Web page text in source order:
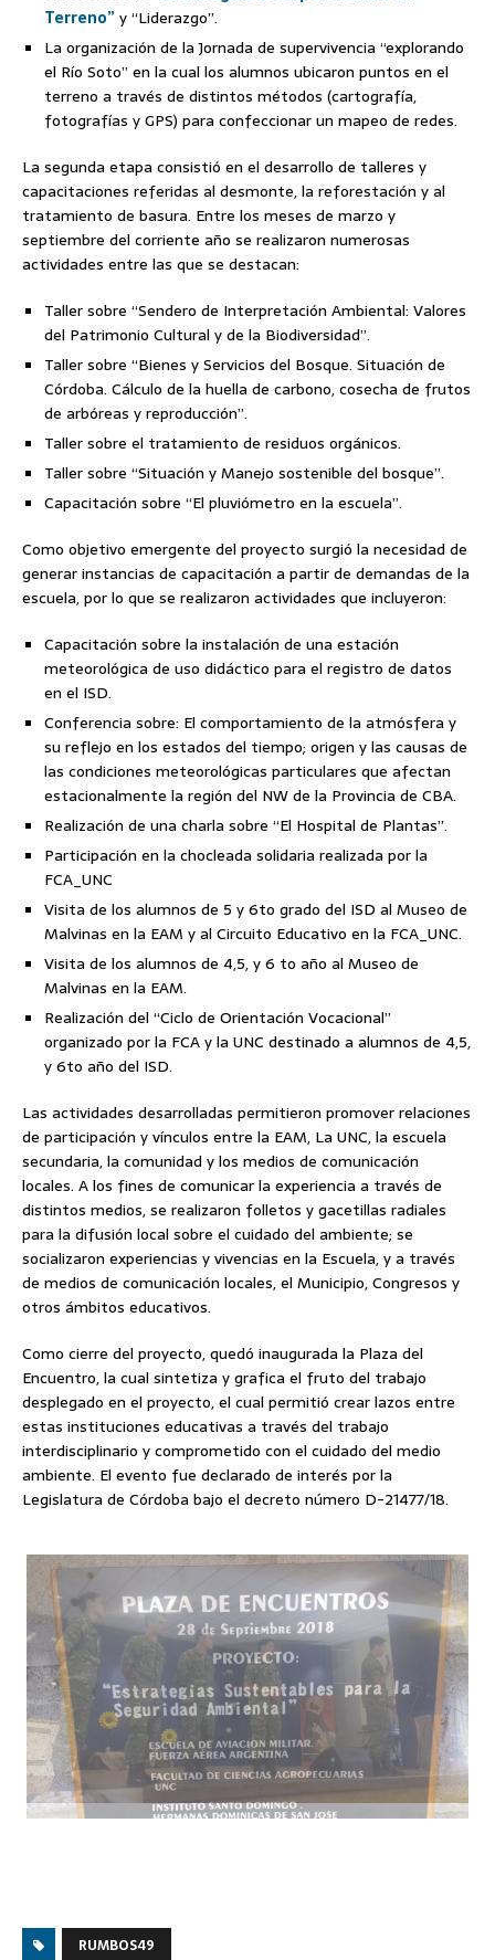
Terreno”y “Liderazgo”.
La organización de la Jornada de supervivencia “explorando
el Río Soto” en la cual los alumnos ubicaron puntos en el
terreno a través de distintos métodos (cartografía,
fotografías y GPS) para confeccionar un mapeo de redes.
La segunda etapa consistió en el desarrollo de talleres y
capacitaciones referidas al desmonte, la reforestación y al
tratamiento de basura. Entre los meses de marzo y
septiembre del corriente año se realizaron numerosas
actividades entre las que se destacan:
Taller sobre “Sendero de Interpretación Ambiental: Valores
del Patrimonio Cultural y de la Biodiversidad”.
Taller sobre “Bienes y Servicios del Bosque. Situación de
Córdoba. Cálculo de la huella de carbono, cosecha de frutos
de arbóreas y reproducción”.
Taller sobre el tratamiento de residuos orgánicos.
Taller sobre “Situación y Manejo sostenible del bosque”.
Capacitación sobre “El pluviómetro en la escuela”.
Como objetivo emergente del proyecto surgió la necesidad de
generar instancias de capacitación a partir de demandas de la
escuela, por lo que se realizaron actividades que incluyeron:
Capacitación sobre la instalación de una estación
meteorológica de uso didáctico para el registro de datos
en el ISD.
Conferencia sobre: El comportamiento de la atmósfera y
su reflejo en los estados del tiempo; origen y las causas de
las condiciones meteorológicas particulares que afectan
estacionalmente la región del NW de la Provincia de CBA.
Realización de una charla sobre “El Hospital de Plantas”.
Participación en la chocleada solidaria realizada por la
FCA_UNC
Visita de los alumnos de 5 y 6to grado del ISD al Museo de
Malvinas en la EAM y al Circuito Educativo en la FCA_UNC.
Visita de los alumnos de 4,5, y 6 to año al Museo de
Malvinas en la EAM.
Realización del “Ciclo de Orientación Vocacional”
organizado por la FCA y la UNC destinado a alumnos de 4,5,
y 6to año del ISD.
Las actividades desarrolladas permitieron promover relaciones
de participación y vínculos entre la EAM, La UNC, la escuela
secundaria, la comunidad y los medios de comunicación
locales. A los fines de comunicar la experiencia a través de
distintos medios, se realizaron folletos y gacetillas radiales
para la difusión local sobre el cuidado del ambiente; se
socializaron experiencias y vivencias en la Escuela, y a través
de medios de comunicación locales, el Municipio, Congresos y
otros ámbitos educativos.
Como cierre del proyecto, quedó inaugurada la Plaza del
Encuentro, la cual sintetiza y grafica el fruto del trabajo
desplegado en el proyecto, el cual permitió crear lazos entre
estas instituciones educativas a través del trabajo
interdisciplinario y comprometido con el cuidado del medio
ambiente. El evento fue declarado de interés por la
Legislatura de Córdoba bajo el decreto número D-21477/18.